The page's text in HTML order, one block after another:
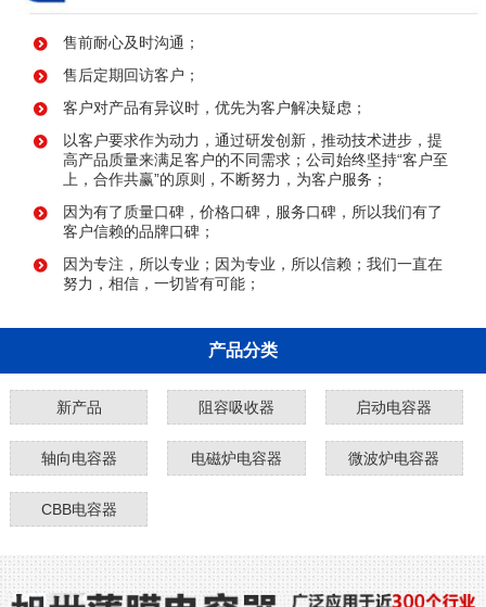
售前耐心及时沟通；
售后定期回访客户；
客户对产品有异议时，优先为客户解决疑虑；
以客户要求作为动力，通过研发创新，推动技术进步，提
高产品质量来满足客户的不同需求；公司始终坚持“客户至
上，合作共赢”的原则，不断努力，为客户服务；
因为有了质量口碑，价格口碑，服务口碑，所以我们有了
客户信赖的品牌口碑；
因为专注，所以专业；因为专业，所以信赖；我们一直在
努力，相信，一切皆有可能；
产品分类
新产品 阻容吸收器 启动电容器
轴向电容器 电磁炉电容器 微波炉电容器
CBB电容器